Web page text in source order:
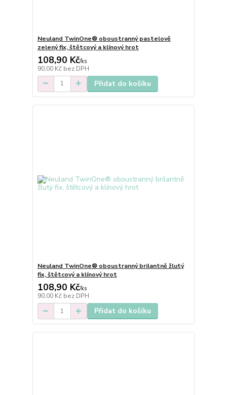
Neuland TwinOne® oboustranný pastelově
zelený fix, štětcový a klínový hrot
108,90 Kč/ks
90,00 Kč bez DPH
Přidat do košíku
Neuland TwinOne® oboustranný brilantně žlutý
fix, štětcový a klínový hrot
108,90 Kč/ks
90,00 Kč bez DPH
Přidat do košíku